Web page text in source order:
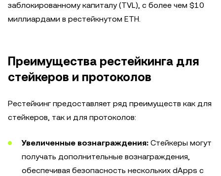
заблокированному капиталу (TVL), с более чем $10
миллиардами в рестейкнутом ETH.
Преимущества рестейкинга для
стейкеров и протоколов
Рестейкинг предоставляет ряд преимуществ как для
стейкеров, так и для протоколов:
Увеличенные вознаграждения: Стейкеры могут
получать дополнительные вознаграждения,
обеспечивая безопасность нескольких dApps с